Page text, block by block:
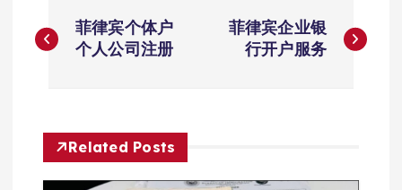
章
航
菲律宾个体户
个人公司注册
菲律宾企业银
行开户服务
Related Posts